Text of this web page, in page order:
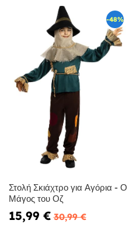
-48%
Στολή Σκιάχτρο για Αγόρια - Ο
Μάγος του Οζ
15,99 € 30,99 €